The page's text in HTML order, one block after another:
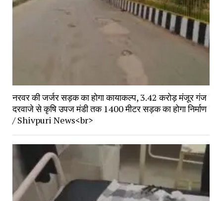
नरवर की जर्जर सड़क का होगा कायाकल्प, 3.42 करोड़ मंजूर गंज
दरवाजे से कृषि उपज मंडी तक 1400 मीटर सड़क का होगा निर्माण
/ Shivpuri News<br>